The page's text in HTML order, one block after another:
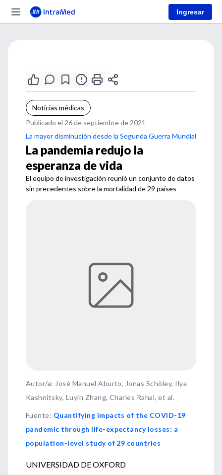
Ingresar
Noticias médicas
Publicado el 26 de septiembre de 2021
La mayor disminución desde la Segunda Guerra Mundial
La pandemia redujo la
esperanza de vida
El equipo de investigación reunió un conjunto de datos
sin precedentes sobre la mortalidad de 29 países
Autor/a: José Manuel Aburto, Jonas Schöley, Ilya
Kashnitsky, Luyin Zhang, Charles Rahal, et al.
Fuente: Quantifying impacts of the COVID-19
pandemic through life-expectancy losses: a
population-level study of 29 countries
UNIVERSIDAD DE OXFORD